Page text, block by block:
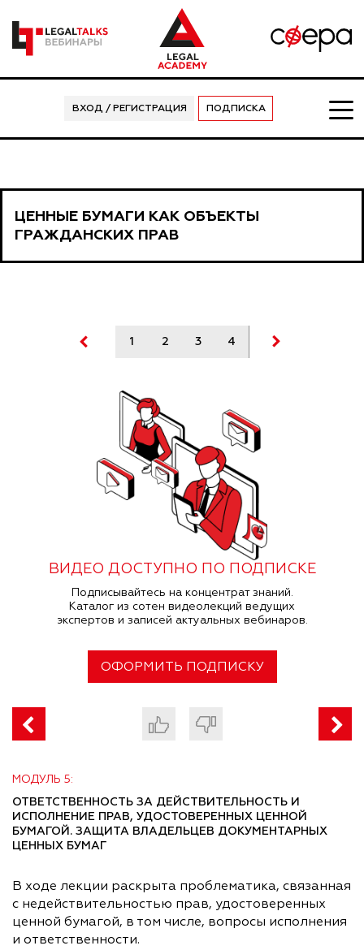
ВХОД / РЕГИСТРАЦИЯ ПОДПИСКА
ЦЕННЫЕ БУМАГИ КАК ОБЪЕКТЫ
ГРАЖДАНСКИХ ПРАВ
1 2 3 4
ВИДЕО ДОСТУПНО ПО ПОДПИСКЕ
Подписывайтесь на концентрат знаний.
Каталог из сотен видеолекций ведущих
экспертов и записей актуальных вебинаров.
ОФОРМИТЬ ПОДПИСКУ
МОДУЛЬ 5:
ОТВЕТСТВЕННОСТЬ ЗА ДЕЙСТВИТЕЛЬНОСТЬ И
ИСПОЛНЕНИЕ ПРАВ, УДОСТОВЕРЕННЫХ ЦЕННОЙ
БУМАГОЙ. ЗАЩИТА ВЛАДЕЛЬЦЕВ ДОКУМЕНТАРНЫХ
ЦЕННЫХ БУМАГ
В ходе лекции раскрыта проблематика, связанная
с недействительностью прав, удостоверенных
ценной бумагой, в том числе, вопросы исполнения
и ответственности.